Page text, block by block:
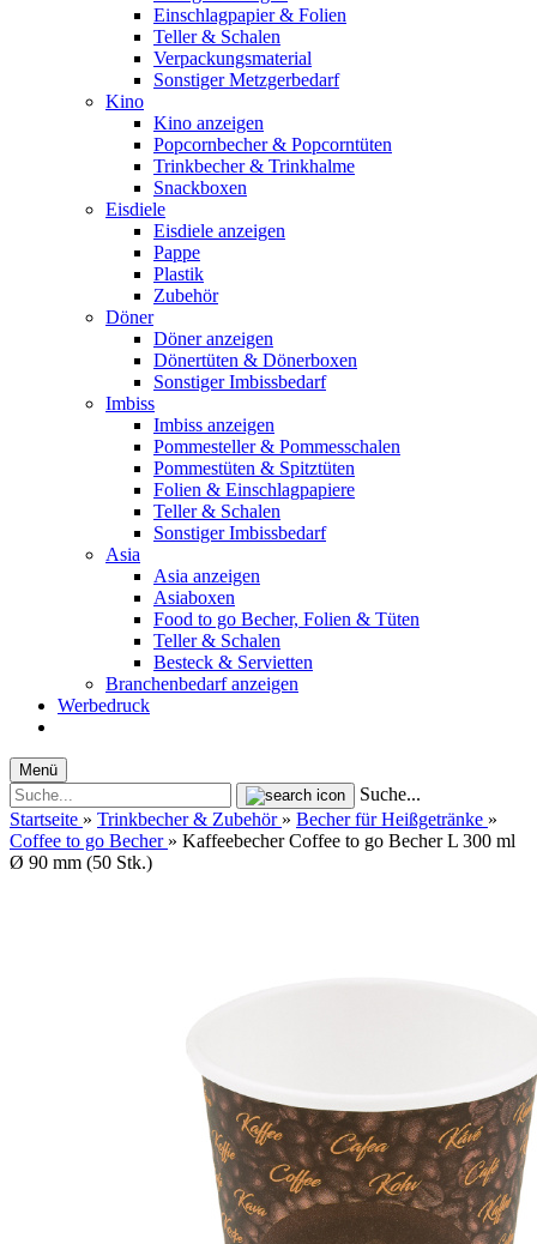
Einschlagpapier & Folien
Teller & Schalen
Verpackungsmaterial
Sonstiger Metzgerbedarf
Kino
Kino anzeigen
Popcornbecher & Popcorntüten
Trinkbecher & Trinkhalme
Snackboxen
Eisdiele
Eisdiele anzeigen
Pappe
Plastik
Zubehör
Döner
Döner anzeigen
Dönertüten & Dönerboxen
Sonstiger Imbissbedarf
Imbiss
Imbiss anzeigen
Pommesteller & Pommesschalen
Pommestüten & Spitztüten
Folien & Einschlagpapiere
Teller & Schalen
Sonstiger Imbissbedarf
Asia
Asia anzeigen
Asiaboxen
Food to go Becher, Folien & Tüten
Teller & Schalen
Besteck & Servietten
Branchenbedarf anzeigen
Werbedruck
Menü
Suche...
Startseite » Trinkbecher & Zubehör » Becher für Heißgetränke »
Coffee to go Becher » Kaffeebecher Coffee to go Becher L 300 ml
Ø 90 mm (50 Stk.)